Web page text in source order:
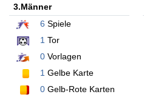
3.Männer
6 Spiele
1 Tor
0 Vorlagen
1 Gelbe Karte
0 Gelb-Rote Karten